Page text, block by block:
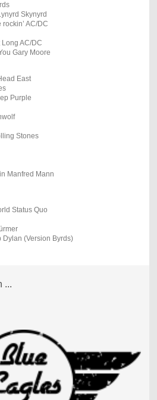
Skynyrd
AC/DC
AC/DC
Gary Moore
East
Purple
Stones
Manfred Mann
Status Quo
Dylan (Version Byrds)
...